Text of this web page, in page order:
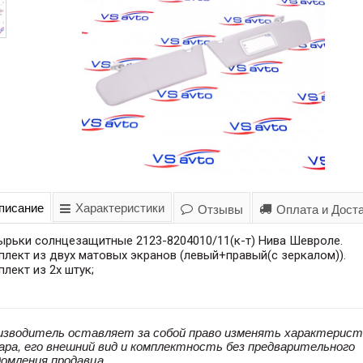
Характеристики Отзывы Оплата и
солнцезащитные 2123-8204010/11(к-т) Нива Шевроле.
из двух матовых экранов (левый+правый(с зеркалом)).
из 2х штук;
оставляет за собой право изменять
его внешний вид и комплектность без предварительного
продавца.